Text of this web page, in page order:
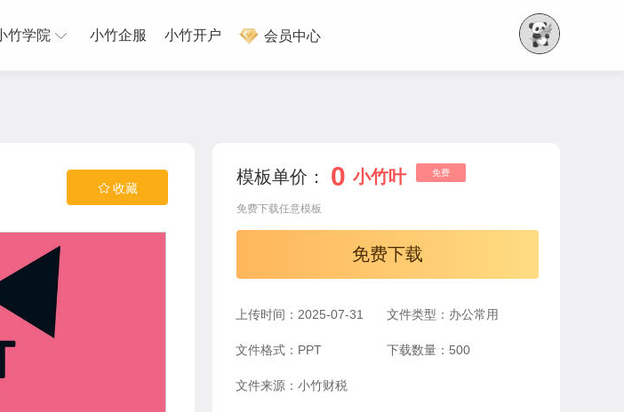
竹学院 小竹企服 小竹开户 会员中心
收藏
模板单价： 0 小竹叶 免费
免费下载任意模板
免费下载
上传时间：2025-07-31 文件类型：办公常用
文件格式：PPT 下载数量：500
文件来源：小竹财税